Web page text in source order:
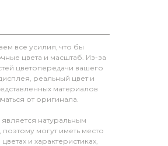
все усилия, что бы
цвета и масштаб. Из-за
цветопередачи вашего
реальный цвет и
материалов
от оригинала.
натуральным
могут иметь место
и характеристиках,